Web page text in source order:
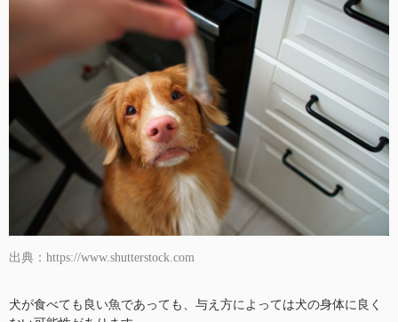
出典：https://www.shutterstock.com
犬が食べても良い魚であっても、与え方によっては犬の身体に良く